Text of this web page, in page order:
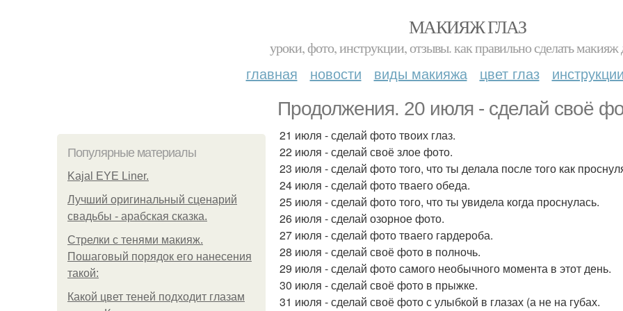
МАКИЯЖ ГЛАЗ
уроки, фото, инструкции, отзывы. как правильно сделать макияж
главная новости виды макияжа цвет глаз
Продолжения. 20 июля - сделай своё
Популярные материалы
Kajal EYE Liner.
Лучший оригинальный сценарий
свадьбы - арабская сказка.
Стрелки с тенями макияж.
Пошаговый порядок его нанесения
такой:
Какой цвет теней подходит глазам
21 июля - сделай фото твоих глаз.
22 июля - сделай своё злое фото.
23 июля - сделай фото того, что ты делала после того как
24 июля - сделай фото тваего обеда.
25 июля - сделай фото того, что ты увидела когда проснулась.
26 июля - сделай озорное фото.
27 июля - сделай фото тваего гардероба.
28 июля - сделай своё фото в полночь.
29 июля - сделай фото самого необычного момента в этот день.
30 июля - сделай своё фото в прыжке.
31 июля - сделай своё фото с улыбкой в глазах (а не на губах.